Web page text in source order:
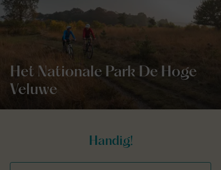
Het Nationale Park De Hoge
Veluwe
Handig!